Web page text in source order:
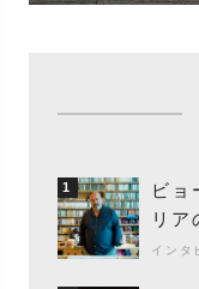
1
ビョ
リア
エン
インタ